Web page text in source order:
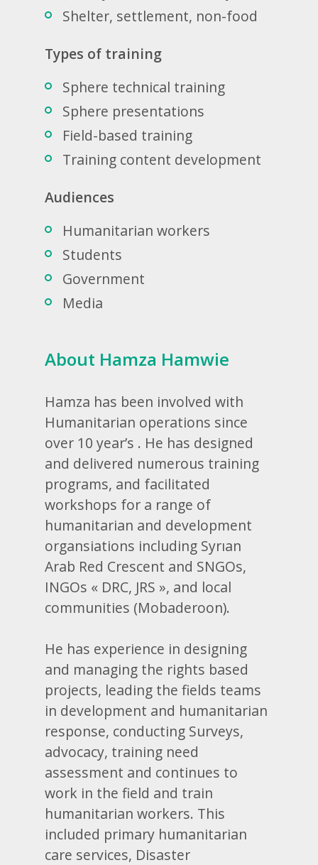
Shelter, settlement, non-food
Types of training
Sphere technical training
Sphere presentations
Field-based training
Training content development
Audiences
Humanitarian workers
Students
Government
Media
About Hamza Hamwie
Hamza has been involved with
Humanitarian operations since
over 10 year’s . He has designed
and delivered numerous training
programs, and facilitated
workshops for a range of
humanitarian and development
organsiations including Syrıan
Arab Red Crescent and SNGOs,
INGOs « DRC, JRS », and local
communities (Mobaderoon).
He has experience in designing
and managing the rights based
projects, leading the fields teams
in development and humanitarian
response, conducting Surveys,
advocacy, training need
assessment and continues to
work in the field and train
humanitarian workers. This
included primary humanitarian
care services, Disaster